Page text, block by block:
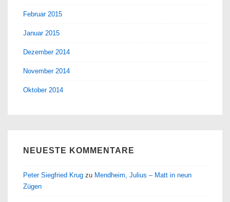
Februar 2015
Januar 2015
Dezember 2014
November 2014
Oktober 2014
NEUESTE KOMMENTARE
Peter Siegfried Krug zu Mendheim, Julius – Matt in neun
Zügen